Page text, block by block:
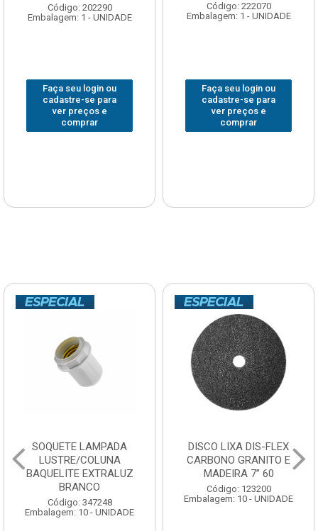
Código: 202290
Embalagem: 1 - UNIDADE
Faça seu login ou
cadastre-se para
ver preços e
comprar
Código: 222070
Embalagem: 1 - UNIDADE
Faça seu login ou
cadastre-se para
ver preços e
comprar
SOQUETE LAMPADA
LUSTRE/COLUNA
BAQUELITE EXTRALUZ
BRANCO
Código: 347248
Embalagem: 10 - UNIDADE
DISCO LIXA DIS-FLEX
CARBONO GRANITO E
MADEIRA 7” 60
Código: 123200
Embalagem: 10 - UNIDADE